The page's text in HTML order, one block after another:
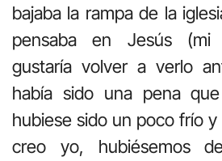
bajaba la rampa de la
pensaba en Jesús (mi
gustaría volver a verlo
había sido una pena
hubiese sido un poco frío
creo yo, hubiésemos